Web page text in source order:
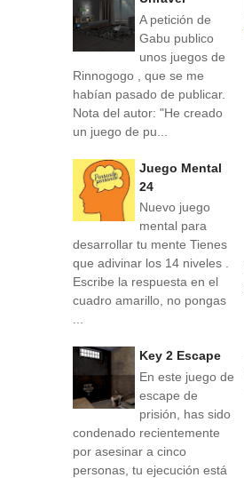
A petición de
Gabu publico
unos juegos de
Rinnogogo , que se me
habían pasado de publicar.
Nota del autor: "He creado
un juego de pu...
Juego Mental
24
Nuevo juego
mental para
desarrollar tu mente Tienes
que adivinar los 14 niveles .
Escribe la respuesta en el
cuadro amarillo, no pongas
...
Key 2 Escape
En este juego de
escape de
prisión, has sido
condenado recientemente
por asesinar a cinco
personas, tu ejecución está